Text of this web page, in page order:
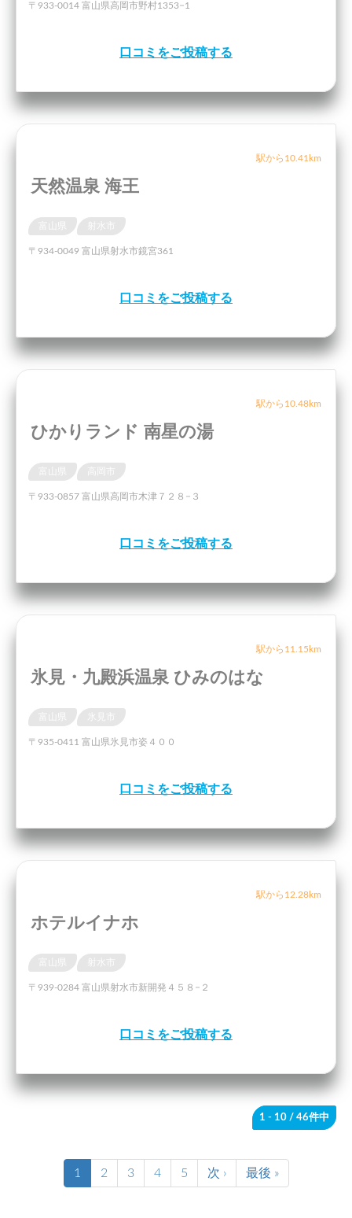
〒933-0014 富山県高岡市野村1353−1
口コミをご投稿する
駅から10.41km
天然温泉 海王
〒934-0049 富山県射水市鏡宮361
口コミをご投稿する
駅から10.48km
ひかりランド 南星の湯
〒933-0857 富山県高岡市木津７２８−３
口コミをご投稿する
駅から11.15km
氷見・九殿浜温泉 ひみのはな
〒935-0411 富山県氷見市姿４００
口コミをご投稿する
駅から12.28km
ホテルイナホ
〒939-0284 富山県射水市新開発４５８−２
口コミをご投稿する
1 - 10 / 46件中
1 2 3 4 5 次 › 最後 »